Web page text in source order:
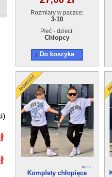
Rozmiary w paczce:
3-10
Płeć - dzieci:
Chłopcy
Do koszyka
Komplety chłopięce